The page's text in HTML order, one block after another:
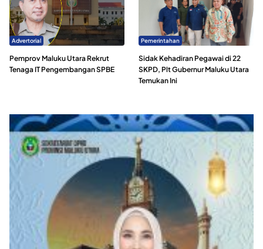
Advertorial
Pemprov Maluku Utara Rekrut
Tenaga IT Pengembangan SPBE
Pemerintahan
Sidak Kehadiran Pegawai di 22
SKPD, Plt Gubernur Maluku Utara
Temukan Ini